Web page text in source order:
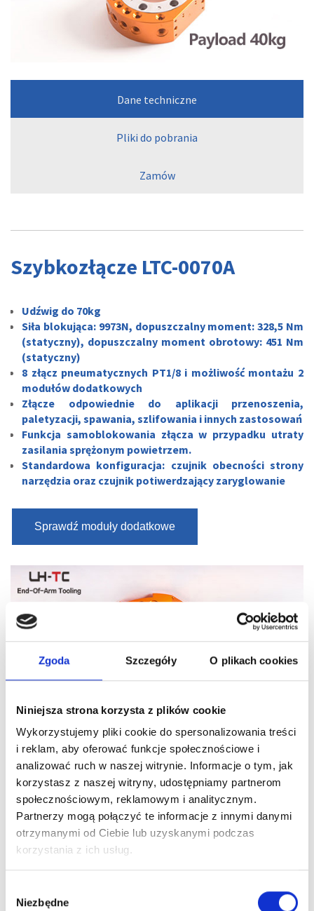
Zgoda Szczegóły O plikach cookies
Niniejsza strona korzysta z plików cookie
Wykorzystujemy pliki cookie do spersonalizowania treści
i reklam, aby oferować funkcje społecznościowe i
analizować ruch w naszej witrynie. Informacje o tym, jak
korzystasz z naszej witryny, udostępniamy partnerom
społecznościowym, reklamowym i analitycznym.
Partnerzy mogą połączyć te informacje z innymi danymi
otrzymanymi od Ciebie lub uzyskanymi podczas
korzystania z ich usług.
zgody
Niezbędne
Dane techniczne
Pliki do pobrania
Zamów
Szybkozłącze LTC-0070A
Udźwig do 70kg
Siła blokująca: 9973N, dopuszczalny moment: 328,5 Nm
(statyczny), dopuszczalny moment obrotowy: 451 Nm
(statyczny)
8 złącz pneumatycznych PT1/8 i możliwość montażu 2
modułów dodatkowych
Złącze odpowiednie do aplikacji przenoszenia,
paletyzacji, spawania, szlifowania i innych zastosowań
Funkcja samoblokowania złącza w przypadku utraty
zasilania sprężonym powietrzem.
Standardowa konfiguracja: czujnik obecności strony
narzędzia oraz czujnik potiwerdzający zaryglowanie
Sprawdź moduły dodatkowe
Dane techniczne
Pliki do pobrania